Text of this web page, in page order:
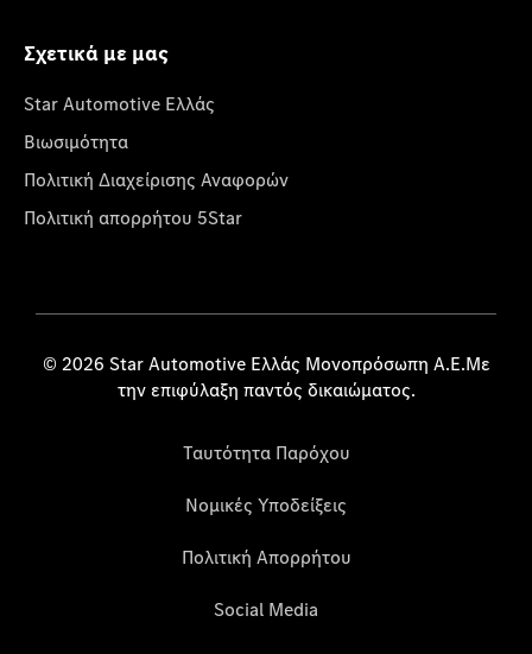
Σχετικά με μας
Star Automotive Ελλάς
Βιωσιμότητα
Πολιτική Διαχείρισης Αναφορών
Πολιτική απορρήτου 5Star
© 2026 Star Automotive Ελλάς Μονοπρόσωπη Α.Ε.Με
την επιφύλαξη παντός δικαιώματος.
Ταυτότητα Παρόχου
Νομικές Υποδείξεις
Πολιτική Απορρήτου
Social Media